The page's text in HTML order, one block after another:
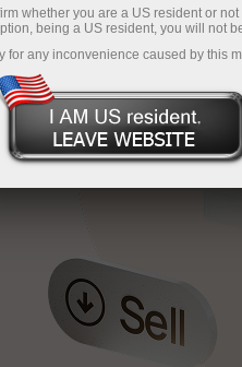
whether you are a US resident or
being a US resident, you will not
for any inconvenience caused by this